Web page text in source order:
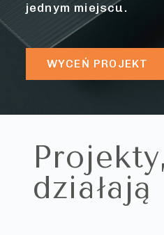
jednym miejscu.
WYCEŃ PROJEKT
działają